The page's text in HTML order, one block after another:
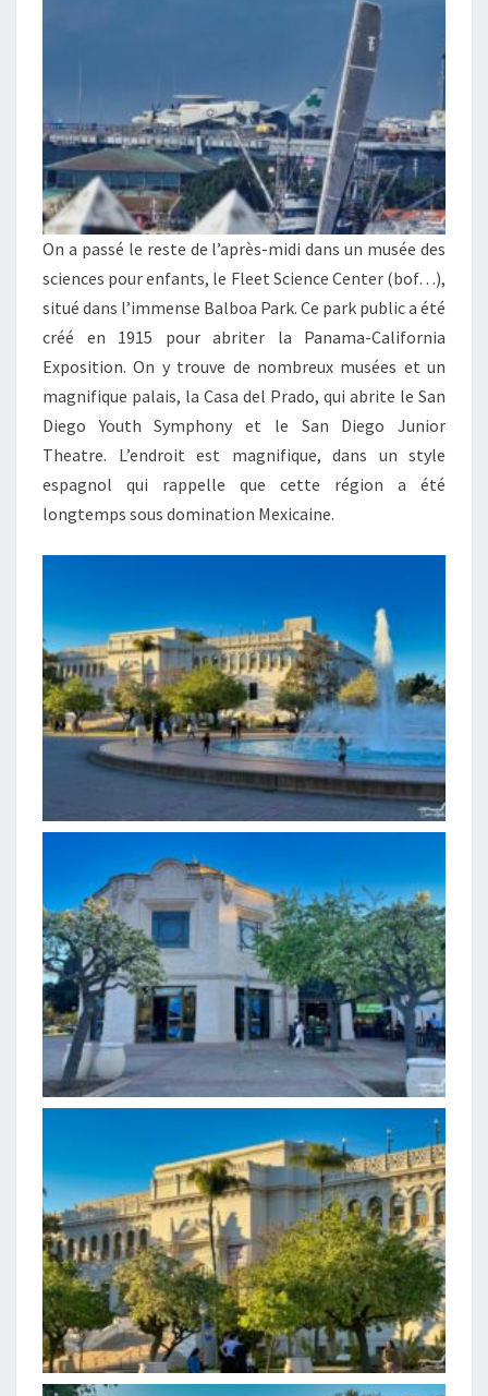
On a passé le reste de l’après-midi dans un musée des
sciences pour enfants, le Fleet Science Center (bof…),
situé dans l’immense Balboa Park. Ce park public a été
créé en 1915 pour abriter la Panama-California
Exposition. On y trouve de nombreux musées et un
magnifique palais, la Casa del Prado, qui abrite le San
Diego Youth Symphony et le San Diego Junior
Theatre. L’endroit est magnifique, dans un style
espagnol qui rappelle que cette région a été
longtemps sous domination Mexicaine.